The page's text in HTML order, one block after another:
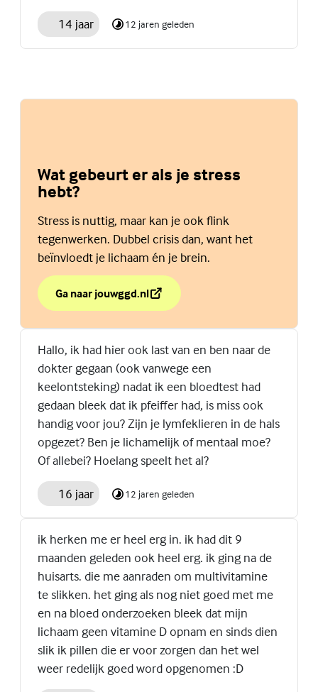
14 jaar 12 jaren geleden
Wat gebeurt er als je stress
hebt?
Stress is nuttig, maar kan je ook flink
tegenwerken. Dubbel crisis dan, want het
beïnvloedt je lichaam én je brein.
Ga naar jouwggd.nl
over Wat gebeurt er als je stress hebt?
(Externe link)
Hallo, ik had hier ook last van en ben naar de
dokter gegaan (ook vanwege een
keelontsteking) nadat ik een bloedtest had
gedaan bleek dat ik pfeiffer had, is miss ook
handig voor jou? Zijn je lymfeklieren in de hals
opgezet? Ben je lichamelijk of mentaal moe?
Of allebei? Hoelang speelt het al?
16 jaar 12 jaren geleden
ik herken me er heel erg in. ik had dit 9
maanden geleden ook heel erg. ik ging na de
huisarts. die me aanraden om multivitamine
te slikken. het ging als nog niet goed met me
en na bloed onderzoeken bleek dat mijn
lichaam geen vitamine D opnam en sinds dien
slik ik pillen die er voor zorgen dan het wel
weer redelijk goed word opgenomen :D